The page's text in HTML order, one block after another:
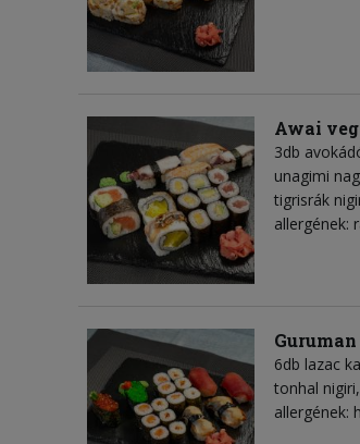
Awai
3db
unagimi
tigrisrák
allergének:
6db lazac
tonhal
allergének: